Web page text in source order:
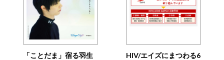
「ことだま」宿る羽生
HIV/エイズにまつわる6